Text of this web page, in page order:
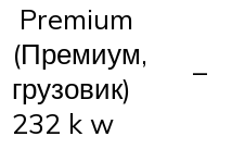
Premium
(Премиум,
грузовик)
232 k w
–